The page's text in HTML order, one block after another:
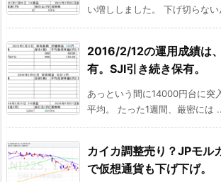
い増ししました。 下げ切らな
2016/2/12の運用成績は
有。SJI引き続き保有。
あっという間に14000円台に突
平均。 たった1週間、厳密には
カイカ調整売り？JPモル
で仮想通貨も下げ下げ。